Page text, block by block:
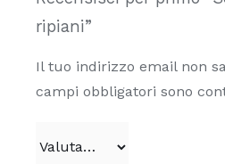
ripiani”
Il tuo indirizzo email non
campi obbligatori sono